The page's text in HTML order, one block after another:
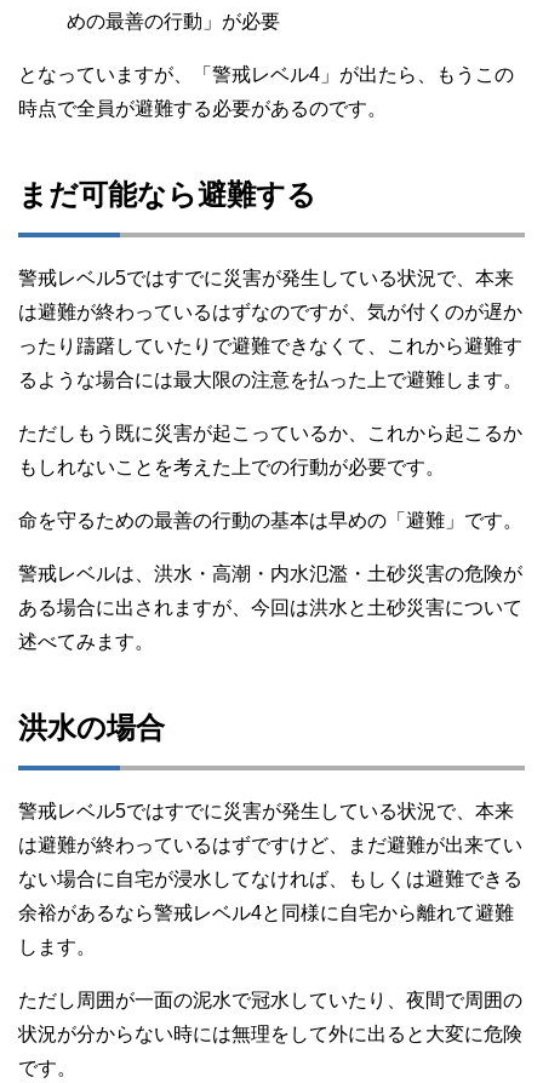
めの最善の行動」が必要
となっていますが、「警戒レベル4」が出たら、もうこの
時点で全員が避難する必要があるのです。
まだ可能なら避難する
警戒レベル5ではすでに災害が発生している状況で、本来
は避難が終わっているはずなのですが、気が付くのが遅か
ったり躊躇していたりで避難できなくて、これから避難す
るような場合には最大限の注意を払った上で避難します。
ただしもう既に災害が起こっているか、これから起こるか
もしれないことを考えた上での行動が必要です。
命を守るための最善の行動の基本は早めの「避難」です。
警戒レベルは、洪水・高潮・内水氾濫・土砂災害の危険が
ある場合に出されますが、今回は洪水と土砂災害について
述べてみます。
洪水の場合
警戒レベル5ではすでに災害が発生している状況で、本来
は避難が終わっているはずですけど、まだ避難が出来てい
ない場合に自宅が浸水してなければ、もしくは避難できる
余裕があるなら警戒レベル4と同様に自宅から離れて避難
します。
ただし周囲が一面の泥水で冠水していたり、夜間で周囲の
状況が分からない時には無理をして外に出ると大変に危険
です。